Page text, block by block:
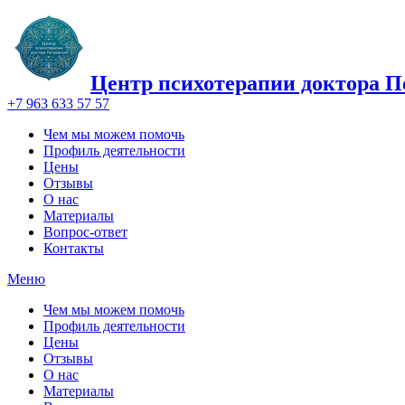
Центр психотерапии доктора
+7 963 633 57 57
Чем мы можем помочь
Профиль деятельности
Цены
Отзывы
О нас
Материалы
Вопрос-ответ
Контакты
Меню
Чем мы можем помочь
Профиль деятельности
Цены
Отзывы
О нас
Материалы